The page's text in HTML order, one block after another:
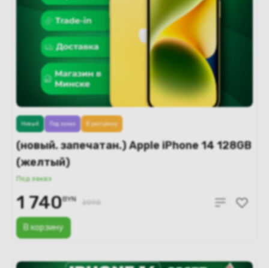
(новый. запечатан.) Apple iPhone 14 128GB
(желтый)
Под заказ
В корзину
Новый Под заказ В рассрочку
1 740BYN 2090